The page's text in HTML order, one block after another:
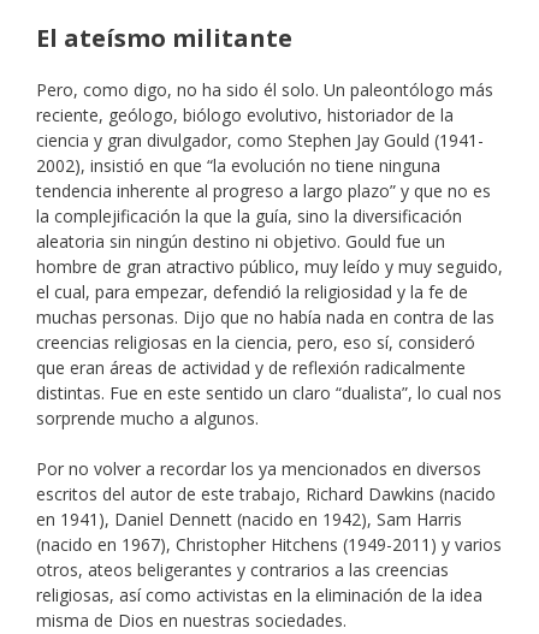
El ateísmo militante
Pero, como digo, no ha sido él solo. Un paleontólogo más
reciente, geólogo, biólogo evolutivo, historiador de la
ciencia y gran divulgador, como Stephen Jay Gould (1941-
2002), insistió en que “la evolución no tiene ninguna
tendencia inherente al progreso a largo plazo” y que no es
la complejificación la que la guía, sino la diversificación
aleatoria sin ningún destino ni objetivo. Gould fue un
hombre de gran atractivo público, muy leído y muy seguido,
el cual, para empezar, defendió la religiosidad y la fe de
muchas personas. Dijo que no había nada en contra de las
creencias religiosas en la ciencia, pero, eso sí, consideró
que eran áreas de actividad y de reflexión radicalmente
distintas. Fue en este sentido un claro “dualista”, lo cual nos
sorprende mucho a algunos.
Por no volver a recordar los ya mencionados en diversos
escritos del autor de este trabajo, Richard Dawkins (nacido
en 1941), Daniel Dennett (nacido en 1942), Sam Harris
(nacido en 1967), Christopher Hitchens (1949-2011) y varios
otros, ateos beligerantes y contrarios a las creencias
religiosas, así como activistas en la eliminación de la idea
misma de Dios en nuestras sociedades.